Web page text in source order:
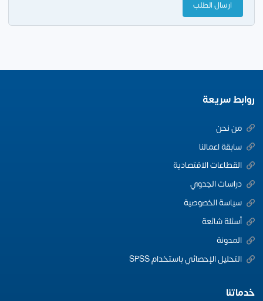
روابط سريعة
من نحن
سابقة اعمالنا
القطاعات الاقتصادية
دراسات الجدوي
سياسة الخصوصية
أسئلة شائعة
المدونة
التحليل الإحصائي باستخدام SPSS
خدماتنا